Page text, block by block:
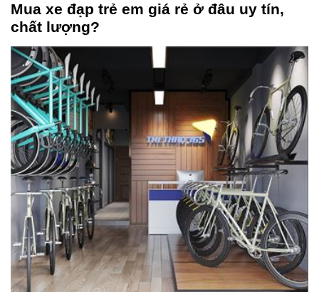
Mua xe đạp trẻ em giá rẻ ở đâu uy tín,
chất lượng?